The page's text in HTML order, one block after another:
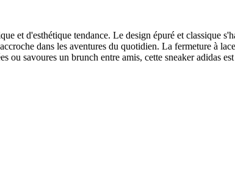
et d'esthétique tendance. Le design épuré et classique
dans les aventures du quotidien. La fermeture à
ou savoures un brunch entre amis, cette sneaker adidas